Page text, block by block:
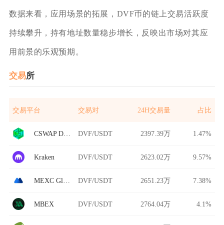
数据来看，应用场景的拓展，DVF币的链上交易活跃度
持续攀升，持有地址数量稳步增长，反映出市场对其应
用前景的乐观预期。
交易所
交易平台 交易对 24H交易量 占比
DVF/USDT 2397.39万 1.47%
Kraken DVF/USDT 2623.02万 9.57%
DVF/USDT 2651.23万 7.38%
MBEX DVF/USDT 2764.04万 4.1%